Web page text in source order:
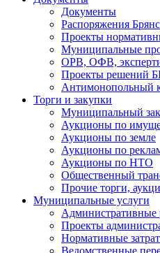
Документы
Распоряжения
Проекты
Муниципальные
ОРВ, ОФВ,
Проекты решений
Антимонопольный
Торги и закупки
Муниципальный
Аукционы по
Аукционы по земле
Аукционы по
Аукционы по НТО
Общественный
Прочие торги,
Муниципальные услуги
Административные
Проекты
Нормативные
Ведомственные